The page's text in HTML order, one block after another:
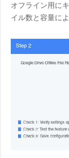
オフライン用に
イル数と容量に